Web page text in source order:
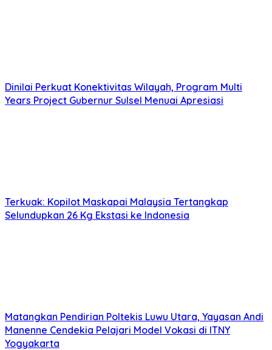
Dinilai Perkuat Konektivitas Wilayah, Program Multi
Years Project Gubernur Sulsel Menuai Apresiasi
Terkuak: Kopilot Maskapai Malaysia Tertangkap
Selundupkan 26 Kg Ekstasi ke Indonesia
Matangkan Pendirian Poltekis Luwu Utara, Yayasan Andi
Manenne Cendekia Pelajari Model Vokasi di ITNY
Yogyakarta